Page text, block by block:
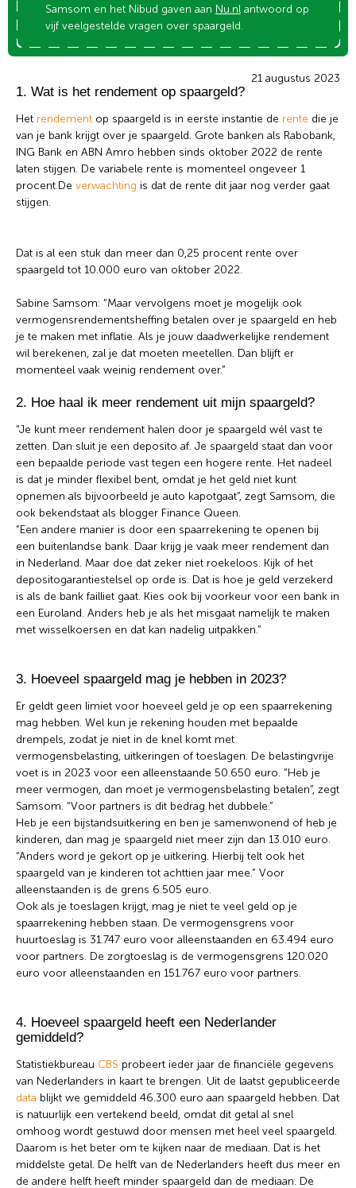
Samsom en het Nibud gaven aan Nu.nlantwoord op
vijf veelgestelde vragen over spaargeld.
21 augustus 2023
1. Wat is het rendement op spaargeld?
Het rendement op spaargeld is in eerste instantie de rente die je
van je bank krijgt over je spaargeld. Grote banken als Rabobank,
ING Bank en ABN Amro hebben sinds oktober 2022 de rente
laten stijgen. De variabele rente is momenteel ongeveer 1
procent.De verwachting is dat de rente dit jaar nog verder gaat
stijgen.
Dat is al een stuk dan meer dan 0,25 procent rente over
spaargeld tot 10.000 euro van oktober 2022.
Sabine Samsom: “Maar vervolgens moet je mogelijk ook
vermogensrendementsheffing betalen over je spaargeld en heb
je te maken met inflatie. Als je jouw daadwerkelijke rendement
wil berekenen, zal je dat moeten meetellen. Dan blijft er
momenteel vaak weinig rendement over.”
2. Hoe haal ik meer rendement uit mijn spaargeld?
“Je kunt meer rendement halen door je spaargeld wél vast te
zetten. Dan sluit je een deposito af. Je spaargeld staat dan voor
een bepaalde periode vast tegen een hogere rente. Het nadeel
is dat je minder flexibel bent, omdat je het geld niet kunt
opnemen als bijvoorbeeld je auto kapotgaat”, zegt Samsom, die
ook bekendstaat als blogger Finance Queen.
“Een andere manier is door een spaarrekening te openen bij
een buitenlandse bank. Daar krijg je vaak meer rendement dan
in Nederland. Maar doe dat zeker niet roekeloos. Kijk of het
depositogarantiestelsel op orde is. Dat is hoe je geld verzekerd
is als de bank failliet gaat. Kies ook bij voorkeur voor een bank in
een Euroland. Anders heb je als het misgaat namelijk te maken
met wisselkoersen en dat kan nadelig uitpakken.”
3. Hoeveel spaargeld mag je hebben in 2023?
Er geldt geen limiet voor hoeveel geld je op een spaarrekening
mag hebben. Wel kun je rekening houden met bepaalde
drempels, zodat je niet in de knel komt met
vermogensbelasting, uitkeringen of toeslagen. De belastingvrije
voet is in 2023 voor een alleenstaande 50.650 euro. “Heb je
meer vermogen, dan moet je vermogensbelasting betalen”, zegt
Samsom. “Voor partners is dit bedrag het dubbele.”
Heb je een bijstandsuitkering en ben je samenwonend of heb je
kinderen, dan mag je spaargeld niet meer zijn dan 13.010 euro.
“Anders word je gekort op je uitkering. Hierbij telt ook het
spaargeld van je kinderen tot achttien jaar mee.” Voor
alleenstaanden is de grens 6.505 euro.
Ook als je toeslagen krijgt, mag je niet te veel geld op je
spaarrekening hebben staan. De vermogensgrens voor
huurtoeslag is 31.747 euro voor alleenstaanden en 63.494 euro
voor partners. De zorgtoeslag is de vermogensgrens 120.020
euro voor alleenstaanden en 151.767 euro voor partners.
4. Hoeveel spaargeld heeft een Nederlander
gemiddeld?
Statistiekbureau CBS probeert ieder jaar de financiële gegevens
van Nederlanders in kaart te brengen. Uit de laatst gepubliceerde
data blijkt we gemiddeld 46.300 euro aan spaargeld hebben. Dat
is natuurlijk een vertekend beeld, omdat dit getal al snel
omhoog wordt gestuwd door mensen met heel veel spaargeld.
Daarom is het beter om te kijken naar de mediaan. Dat is het
middelste getal. De helft van de Nederlanders heeft dus meer en
de andere helft heeft minder spaargeld dan de mediaan. De
Wat wil je opzoeken?
handje.
Zoek
naar:
Zoekknop